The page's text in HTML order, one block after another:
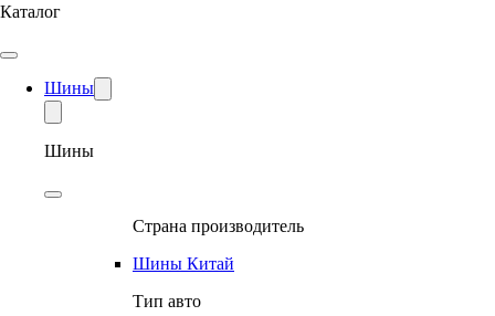
Каталог
Шины
Шины
Страна производитель
Шины Китай
Тип авто